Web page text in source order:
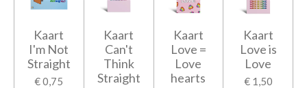
Kaart
I'm Not
Straight
€ 0,75
Kaart
Can't
Think
Straight
Kaart
Love =
Love
hearts
Kaart
Love is
Love
€ 1,50